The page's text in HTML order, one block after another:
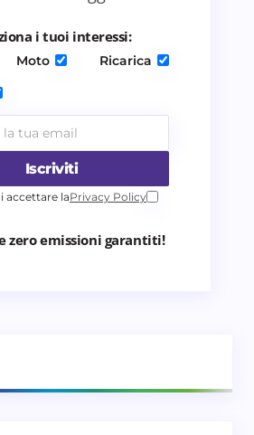
commento.
Invia commento
i tuoi interessi:
Moto
Ricarica
Iscriviti
accettare laPrivacy Policy
zero emissioni garantiti!